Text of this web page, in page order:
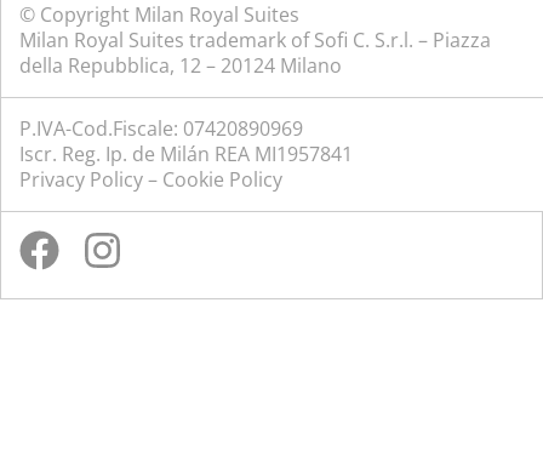
© Copyright Milan Royal Suites
Milan Royal Suites trademark of Sofi C. S.r.l. – Piazza
della Repubblica, 12 – 20124 Milano
P.IVA-Cod.Fiscale: 07420890969
Iscr. Reg. Ip. de Milán REA MI1957841
Privacy Policy– Cookie Policy